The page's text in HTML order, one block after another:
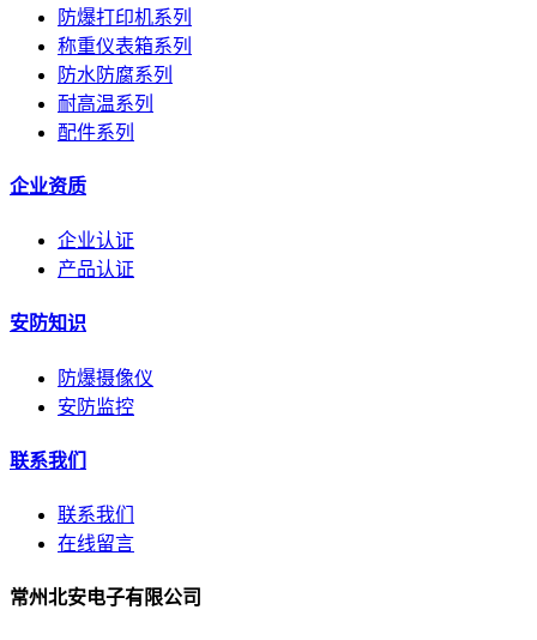
防爆打印机系列
称重仪表箱系列
防水防腐系列
耐高温系列
配件系列
企业资质
企业认证
产品认证
安防知识
防爆摄像仪
安防监控
联系我们
联系我们
在线留言
常州北安电子有限公司